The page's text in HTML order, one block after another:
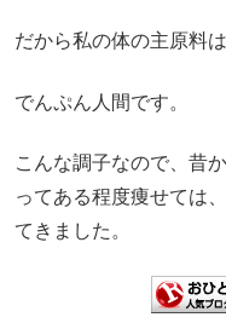
だから私の体の主原料
でんぷん人間です。
こんな調子なので、昔
ってある程度痩せては
てきました。